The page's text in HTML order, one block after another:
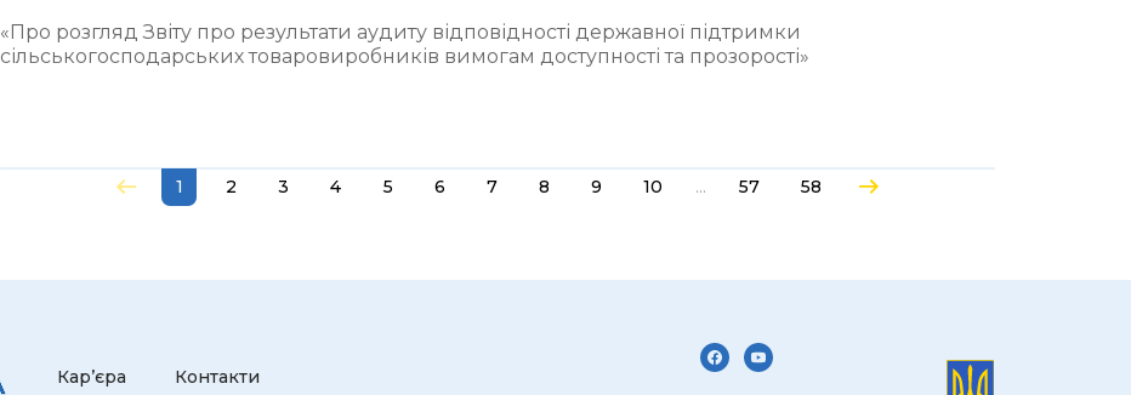
«Про розгляд Звіту про результати аудиту відповідності державної підтримки
сільськогосподарських товаровиробників вимогам доступності та прозорості»
1 2 3 4 5 6 7 8 9 10 ... 57 58
Кар’єра Контакти